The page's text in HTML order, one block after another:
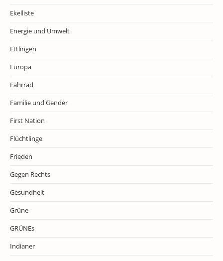
Ekelliste
Energie und Umwelt
Ettlingen
Europa
Fahrrad
Familie und Gender
First Nation
Flüchtlinge
Frieden
Gegen Rechts
Gesundheit
Grüne
GRÜNEs
Indianer